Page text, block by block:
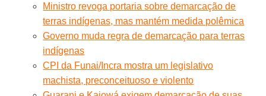
Ministro revoga portaria sobre demarcação de
terras indígenas, mas mantém medida polêmica
Governo muda regra de demarcação para terras
indígenas
CPI da Funai/Incra mostra um legislativo
machista, preconceituoso e violento